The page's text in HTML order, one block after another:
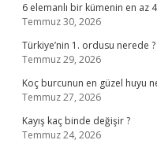
6 elemanlı bir kümenin en az
Temmuz 30, 2026
Türkiye’nin 1. ordusu nerede ?
Temmuz 29, 2026
Koç burcunun en güzel huyu
Temmuz 27, 2026
Kayış kaç binde değişir ?
Temmuz 24, 2026